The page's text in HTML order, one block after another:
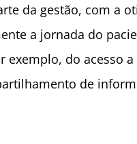
da gestão, com a
a jornada do
exemplo, do acesso
de